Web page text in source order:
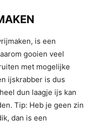
is een
gooien veel
met mogelijke
ijskrabber is dus
dun laagje ijs kan
Tip: Heb je geen zin
dan is een